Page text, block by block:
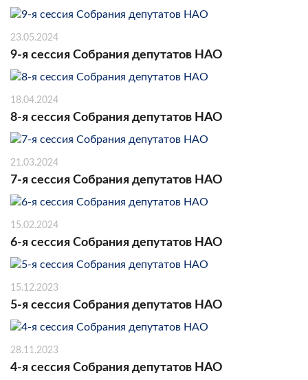
23.05.2024
9-я сессия Собрания депутатов НАО
18.04.2024
8-я сессия Собрания депутатов НАО
21.03.2024
7-я сессия Собрания депутатов НАО
15.02.2024
6-я сессия Собрания депутатов НАО
15.12.2023
5-я сессия Собрания депутатов НАО
28.11.2023
4-я сессия Собрания депутатов НАО